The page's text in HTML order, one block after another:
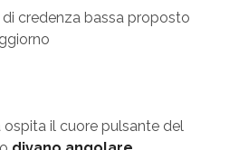
il cuore pulsante del